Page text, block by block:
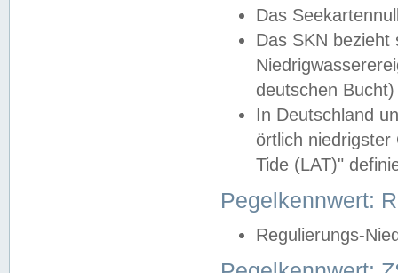
Das
Das SKN
deutschen
In Deutschland
örtlich
Tide (LAT)"
Pegelkennwert:
Regulierungs-